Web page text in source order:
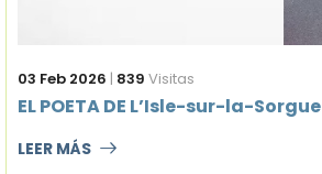
03 Feb 2026 | 839 Visitas
EL POETA DE L’Isle-sur-la-Sorgue
LEER MÁS